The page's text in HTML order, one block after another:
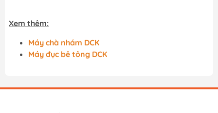
Xem thêm:
Máy chà nhám DCK
Máy đục bê tông DCK